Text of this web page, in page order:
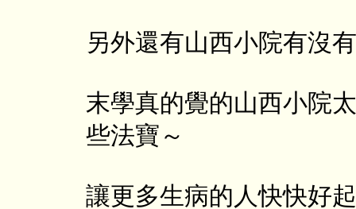
另外還有山西小院有沒
末學真的覺的山西小院
些法寶～
讓更多生病的人快快好